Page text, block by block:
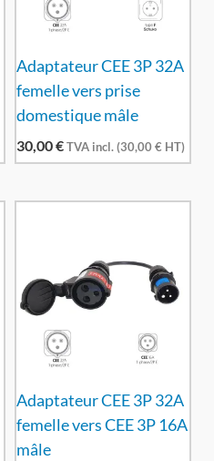
Adaptateur CEE 3P 32A
femelle vers prise
domestique mâle
30,00€TVA incl. (30,00€ HT)
Adaptateur CEE 3P 32A
femelle vers CEE 3P 16A
mâle